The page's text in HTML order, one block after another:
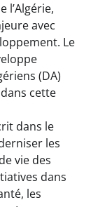
l’Algérie,
avec
Le
(DA)
cette
dans le
les
vie des
dans
les